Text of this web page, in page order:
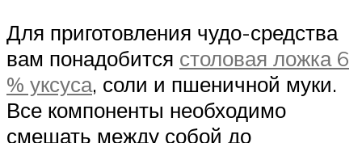
Для приготовления чудо-средства
вам понадобится столовая ложка 6
% уксуса, соли и пшеничной муки.
Все компоненты необходимо
смешать между собой до